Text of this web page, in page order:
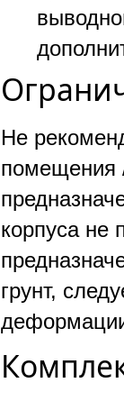
Не
помещения
корпуса не
грунт,